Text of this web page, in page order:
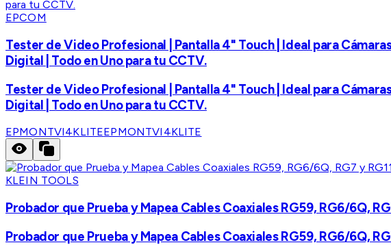
EPCOM
Tester de Video Profesional | Pantalla 4" Touch | Ideal para
Digital | Todo en Uno para tu CCTV.
Tester de Video Profesional | Pantalla 4" Touch | Ideal para
Digital | Todo en Uno para tu CCTV.
EPMONTVI4KLITEEPMONTVI4KLITE
KLEIN TOOLS
Probador que Prueba y Mapea Cables Coaxiales RG59, RG6/6Q,
Probador que Prueba y Mapea Cables Coaxiales RG59, RG6/6Q,